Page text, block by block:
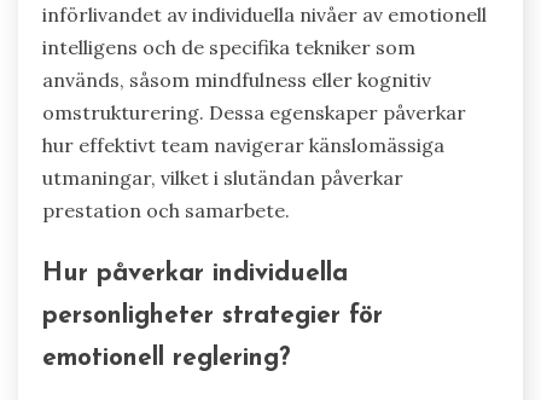
införlivandet av individuella nivåer av emotionell
intelligens och de specifika tekniker som
används, såsom mindfulness eller kognitiv
omstrukturering. Dessa egenskaper påverkar
hur effektivt team navigerar känslomässiga
utmaningar, vilket i slutändan påverkar
prestation och samarbete.
Hur påverkar individuella
personligheter strategier för
emotionell reglering?